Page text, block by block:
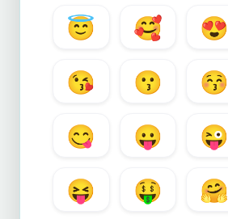
😇
🥰 😍
😘
😗 😚
😋
😛 😜
😝
🤑 🤗